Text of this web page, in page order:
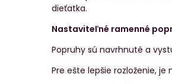
dieťatka.
Nastaviteľné ramenné
Popruhy sú navrhnuté a
Pre ešte lepšie rozloženie,